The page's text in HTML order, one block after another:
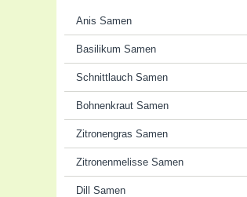
Anis Samen
Basilikum Samen
Schnittlauch Samen
Bohnenkraut Samen
Zitronengras Samen
Zitronenmelisse Samen
Dill Samen